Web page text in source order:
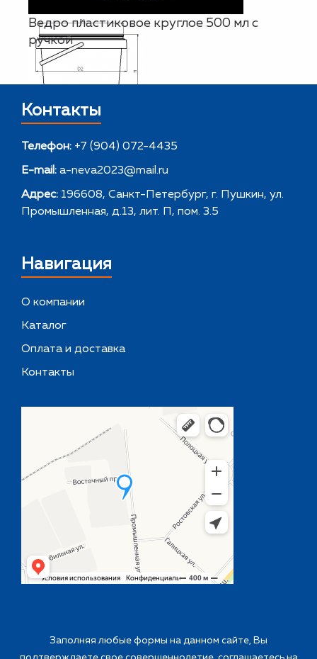
Ведро пластиковое круглое 500 мл с
ручкой
Контакты
Телефон: +7 (904) 072-4435
E-mail: a-neva2023@mail.ru
Адрес: 196608, Санкт-Петербург, г. Пушкин, ул.
Промышленная, д.13, лит. П, пом. 3.5
Навигация
О компании
Каталог
Оплата и доставка
Контакты
Заполняя любые формы на данном сайте, Вы